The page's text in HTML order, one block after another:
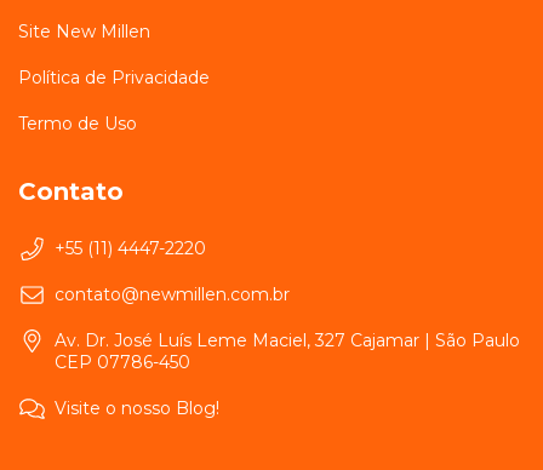
Site New Millen
Política de Privacidade
Termo de Uso
Contato
+55 (11) 4447-2220
contato@newmillen.com.br
Av. Dr. José Luís Leme Maciel, 327 Cajamar | São Paulo
CEP 07786-450
Visite o nosso Blog!